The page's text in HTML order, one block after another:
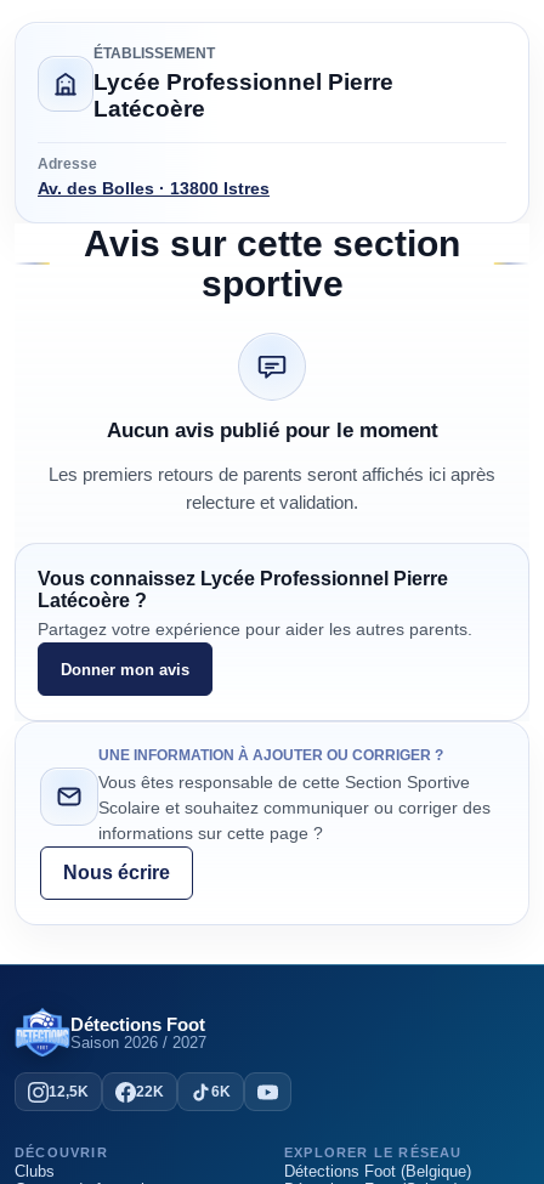
ÉTABLISSEMENT
Lycée Professionnel Pierre
Latécoère
Adresse
Av. des Bolles · 13800 Istres
Avis sur cette section
sportive
Aucun avis publié pour le moment
Les premiers retours de parents seront affichés ici après
relecture et validation.
Vous connaissez Lycée Professionnel Pierre
Latécoère ?
Partagez votre expérience pour aider les autres parents.
Donner mon avis
UNE INFORMATION À AJOUTER OU CORRIGER ?
Vous êtes responsable de cette Section Sportive
Scolaire et souhaitez communiquer ou corriger des
informations sur cette page ?
Nous écrire
Détections Foot
Saison 2026 / 2027
12,5K 22K 6K
DÉCOUVRIR
Clubs
EXPLORER LE RÉSEAU
Détections Foot (Belgique)